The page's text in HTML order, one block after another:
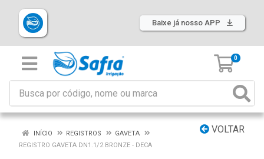
Baixe já nosso APP
0
VOLTAR
INÍCIO REGISTROS
GAVETA
REGISTRO GAVETA DN1.1/2 BRONZE - DECA